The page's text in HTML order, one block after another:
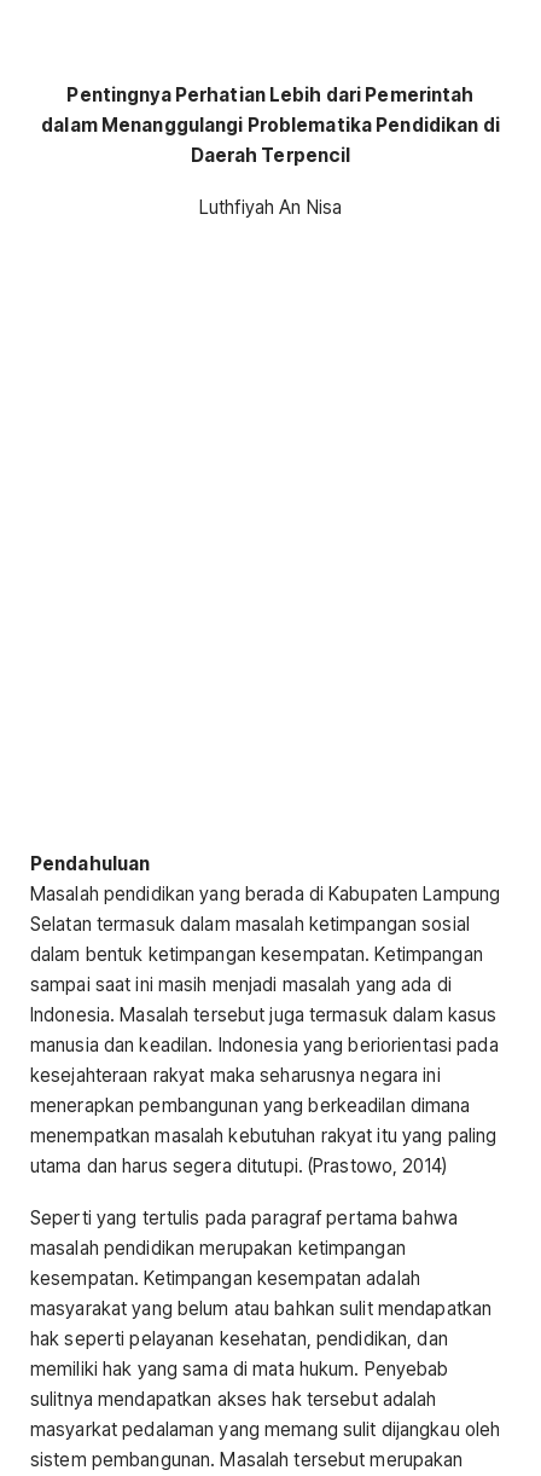
Pentingnya Perhatian Lebih dari Pemerintah
dalam Menanggulangi Problematika Pendidikan di
Daerah Terpencil
Luthfiyah An Nisa
Pendahuluan
Masalah pendidikan yang berada di Kabupaten Lampung
Selatan termasuk dalam masalah ketimpangan sosial
dalam bentuk ketimpangan kesempatan. Ketimpangan
sampai saat ini masih menjadi masalah yang ada di
Indonesia. Masalah tersebut juga termasuk dalam kasus
manusia dan keadilan. Indonesia yang beriorientasi pada
kesejahteraan rakyat maka seharusnya negara ini
menerapkan pembangunan yang berkeadilan dimana
menempatkan masalah kebutuhan rakyat itu yang paling
utama dan harus segera ditutupi. (Prastowo, 2014)
Seperti yang tertulis pada paragraf pertama bahwa
masalah pendidikan merupakan ketimpangan
kesempatan. Ketimpangan kesempatan adalah
masyarakat yang belum atau bahkan sulit mendapatkan
hak seperti pelayanan kesehatan, pendidikan, dan
memiliki hak yang sama di mata hukum. Penyebab
sulitnya mendapatkan akses hak tersebut adalah
masyarkat pedalaman yang memang sulit dijangkau oleh
sistem pembangunan. Masalah tersebut merupakan